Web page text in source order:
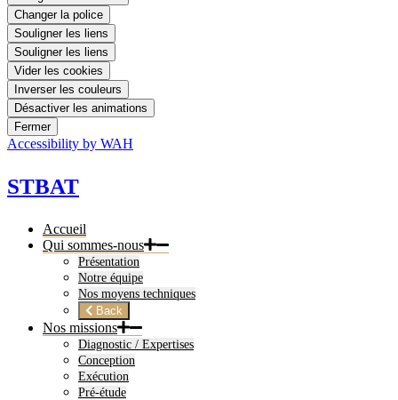
Changer la police
Souligner les liens
Souligner les liens
Vider les cookies
Inverser les couleurs
Désactiver les animations
Fermer
Accessibility by WAH
STBAT
Accueil
Qui sommes-nous
Présentation
Notre équipe
Nos moyens techniques
Back
Nos missions
Diagnostic / Expertises
Conception
Exécution
Pré-étude